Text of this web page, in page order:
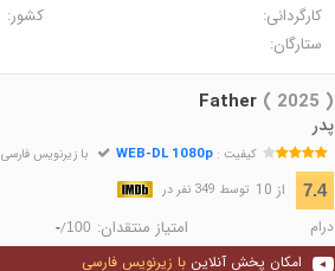
کارگردانی: کشور:
ستارگان:
Father( 2025 )
پدر
کیفیت :WEB-DL 1080p با زیرنویس فارسی
7.4 از 10 توسط 349 نفر در
درام امتیاز منتقدان: -/100
امکان پخش آنلاین با زیرنویس فارسی